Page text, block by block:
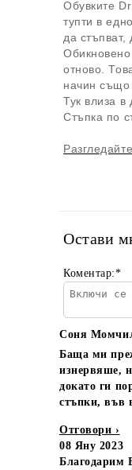
Обувките
тупти в
да стъпват,
отново.
начин също
Тук влиза в
Стъпка по
Остави
Коментар:*
Соня
Баща ми
изнервяше,
докато ги
стъпки, във
Отговори ›
08 Яну 2023
Благодарим